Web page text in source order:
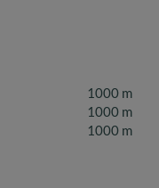
1000 m
1000 m
1000 m